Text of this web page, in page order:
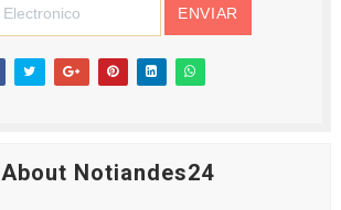
About Notiandes24